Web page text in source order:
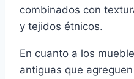
combinados con
y tejidos étnicos.
En cuanto a los
antiguas que